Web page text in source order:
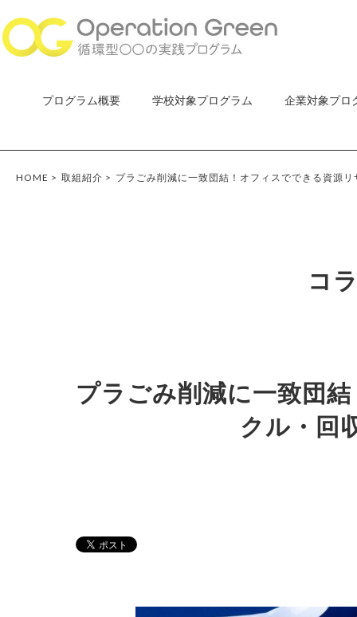
プログラム概要 学校対象プログラム 企業対象プロ
HOME > 取組紹介 > プラごみ削減に一致団結！オフィスでできる資源
コ
プラごみ削減に一致団
クル・回